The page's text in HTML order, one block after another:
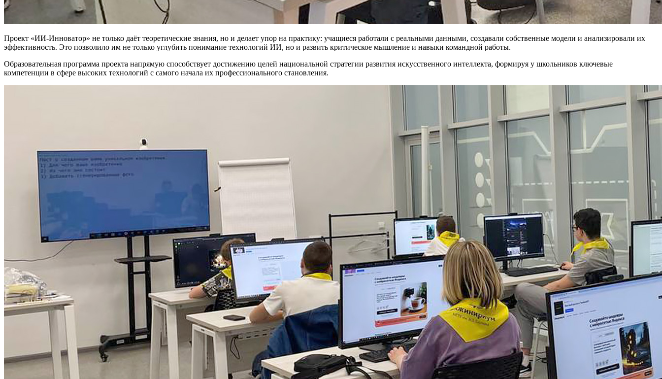
Проект «ИИ-Инноватор» не только даёт теоретические знания, но и делает упор на практику: учащиеся работали с реальными данными, создавали собственные модели и анализировали их
эффективность. Это позволило им не только углубить понимание технологий ИИ, но и развить критическое мышление и навыки командной работы.
Образовательная программа проекта напрямую способствует достижению целей национальной стратегии развития искусственного интеллекта, формируя у школьников ключевые
компетенции в сфере высоких технологий с самого начала их профессионального становления.